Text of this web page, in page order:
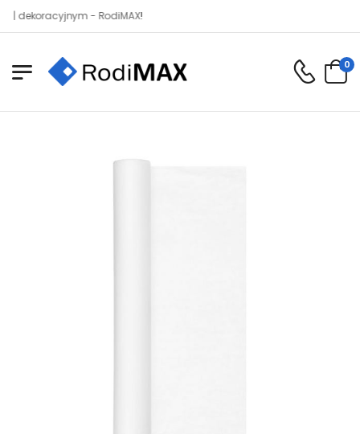
- RodiMAX!
0